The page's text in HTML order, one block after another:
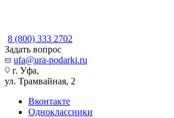
8 (800) 333 2702
Задать вопрос
ufa@ura-podarki.ru
г. Уфа,
ул. Трамвайная, 2
Вконтакте
Одноклассники